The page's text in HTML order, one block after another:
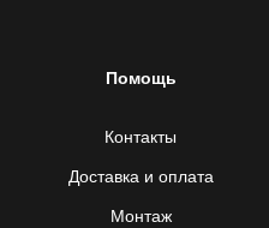
Помощь
Контакты
Доставка и оплата
Монтаж